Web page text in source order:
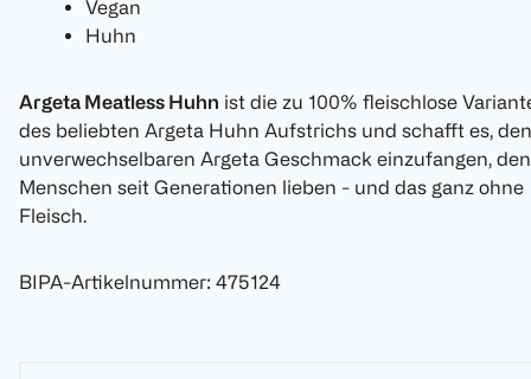
Vegan
Huhn
Argeta Meatless Huhn ist die zu 100% fleischlose
des beliebten Argeta Huhn Aufstrichs und schafft es, den
unverwechselbaren Argeta Geschmack einzufangen, den
Menschen seit Generationen lieben - und das ganz ohne
Fleisch.
BIPA-Artikelnummer: 475124